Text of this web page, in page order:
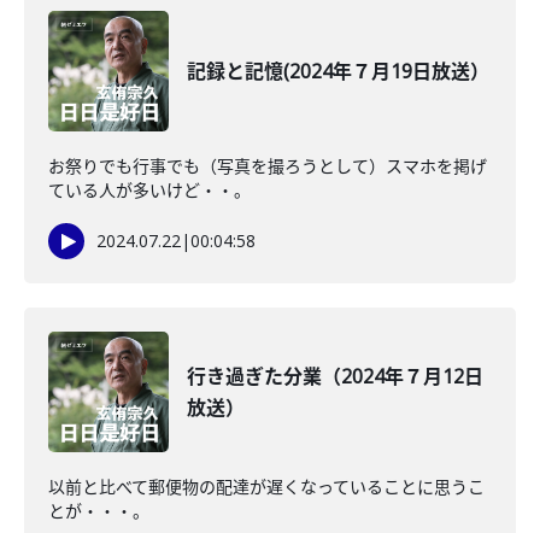
記録と記憶(2024年７月19日放送）
お祭りでも行事でも（写真を撮ろうとして）スマホを掲げ
ている人が多いけど・・。
2024.07.22|00:04:58
行き過ぎた分業（2024年７月12日
放送）
以前と比べて郵便物の配達が遅くなっていることに思うこ
とが・・・。